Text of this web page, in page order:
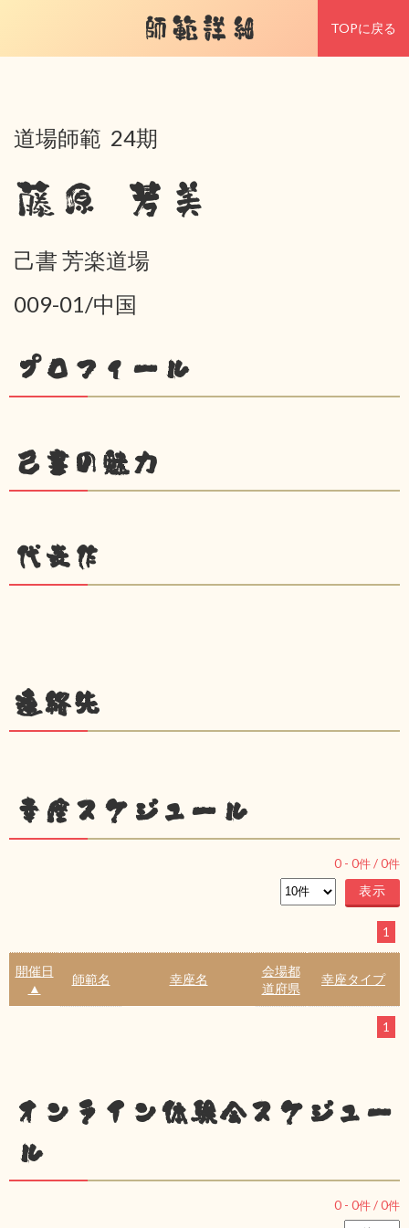
師範詳細 TOPに戻る
道場師範 24期
藤原 芳美
己書 芳楽道場
009-01/中国
プロフィール
己書の魅力
代表作
連絡先
幸座スケジュール
0 - 0件 /0件
1
開催日
▲
師範名 幸座名
会場都
道府県
幸座タイプ
1
オンライン体験会スケジュー
ル
0 - 0件 /0件